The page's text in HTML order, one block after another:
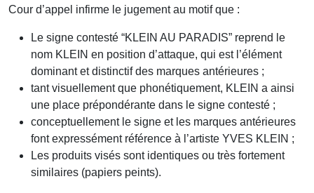
Cour d’appel infirme le jugement au motif que :
Le signe contesté “KLEIN AU PARADIS” reprend le
nom KLEIN en position d’attaque, qui est l’élément
dominant et distinctif des marques antérieures ;
tant visuellement que phonétiquement, KLEIN a ainsi
une place prépondérante dans le signe contesté ;
conceptuellement le signe et les marques antérieures
font expressément référence à l’artiste YVES KLEIN ;
Les produits visés sont identiques ou très fortement
similaires (papiers peints).